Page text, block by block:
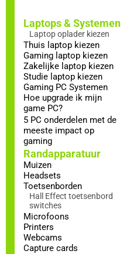
Laptops & Systemen
Laptop oplader kiezen
Thuis laptop kiezen
Gaming laptop kiezen
Zakelijke laptop kiezen
Studie laptop kiezen
Gaming PC Systemen
Hoe upgrade ik mijn
game PC?
5 PC onderdelen met de
meeste impact op
gaming
Randapparatuur
Muizen
Headsets
Toetsenborden
Hall Effect toetsenbord
switches
Microfoons
Printers
Webcams
Capture cards